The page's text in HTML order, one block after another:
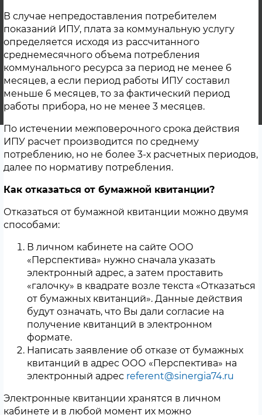
В случае непредоставления потребителем
показаний ИПУ, плата за коммунальную услугу
определяется исходя из рассчитанного
среднемесячного объема потребления
коммунального ресурса за период не менее 6
месяцев, а если период работы ИПУ составил
меньше 6 месяцев, то за фактический период
работы прибора, но не менее 3 месяцев.
По истечении межповерочного срока действия
ИПУ расчет производится по среднему
потреблению, но не более 3-х расчетных периодов,
далее по нормативу потребления.
Как отказаться от бумажной квитанции?
Отказаться от бумажной квитанции можно двумя
способами:
В личном кабинете на сайте ООО
«Перспектива» нужно сначала указать
электронный адрес, а затем проставить
«галочку» в квадрате возле текста «Отказаться
от бумажных квитанций». Данные действия
будут означать, что Вы дали согласие на
получение квитанций в электронном
формате.
Написать заявление об отказе от бумажных
квитанций в адрес ООО «Перспектива» на
электронный адрес referent@sinergia74.ru
Электронные квитанции хранятся в личном
кабинете и в любой момент их можно